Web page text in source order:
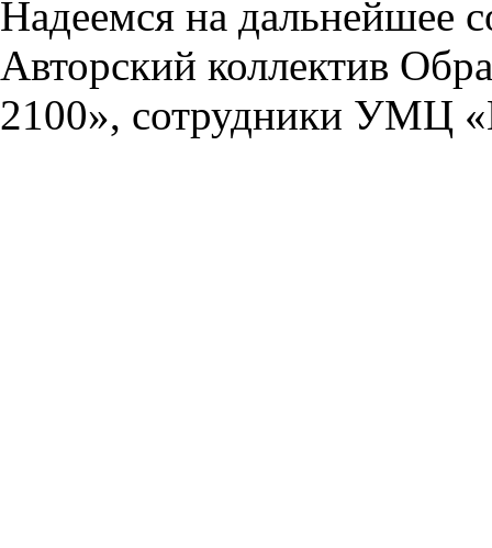
Надеемся на дальнейшее
Авторский коллектив
2100», сотрудники УМЦ